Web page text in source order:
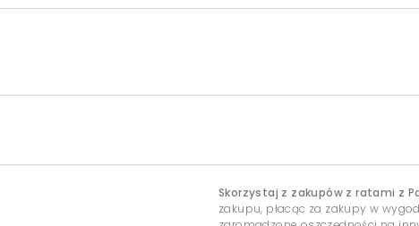
Skorzystaj z zakupów z ratami z
zakupu, płacąc za zakupy w